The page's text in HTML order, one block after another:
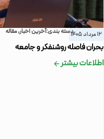
12 مرداد 1405 دسته بندی:آخرین اخبار,مقاله
بحران فاصله روشنفکر و جامعه
اطلاعات بیشتر